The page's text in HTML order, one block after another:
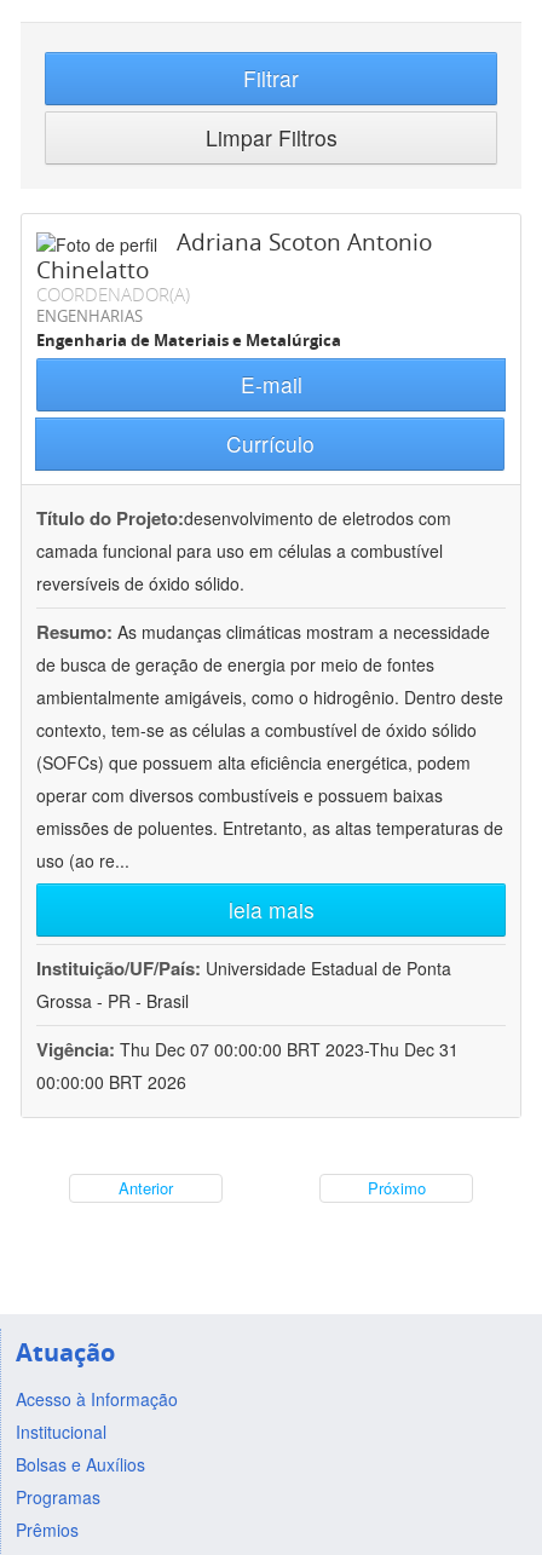
Filtrar
Limpar Filtros
Adriana Scoton Antonio
Chinelatto
COORDENADOR(A)
ENGENHARIAS
Engenharia de Materiais e Metalúrgica
E-mail
Currículo
Título do Projeto:desenvolvimento de eletrodos com
camada funcional para uso em células a combustível
reversíveis de óxido sólido.
Resumo: As mudanças climáticas mostram a necessidade
de busca de geração de energia por meio de fontes
ambientalmente amigáveis, como o hidrogênio. Dentro deste
contexto, tem-se as células a combustível de óxido sólido
(SOFCs) que possuem alta eficiência energética, podem
operar com diversos combustíveis e possuem baixas
emissões de poluentes. Entretanto, as altas temperaturas de
uso (ao re...
leia mais
Instituição/UF/País: Universidade Estadual de Ponta
Grossa - PR - Brasil
Vigência: Thu Dec 07 00:00:00 BRT 2023-Thu Dec 31
00:00:00 BRT 2026
Anterior Próximo
Atuação
Acesso à Informação
Institucional
Bolsas e Auxílios
Programas
Prêmios